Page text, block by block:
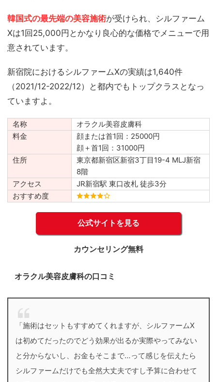
韓国式の最先端の美容施術が受けられ、シルファーム
Xは1回25,000円とかなり良心的な価格でメニューで用
意されています。
新宿院におけるシルファームXの実績は1,640件
（2021/12-2022/12）と都内でもトップクラスとなっ
ていますよ。
名称
オラクル美容皮膚科
料金
顔または首1回：25000円
顔＋首1回：31000円
住所
東京都新宿区新宿3丁目19-4 MLJ新宿
8階
アクセス
JR新宿駅 東口改札 徒歩3分
おすすめ度
公式サイトを見る
カウンセリング無料
オラクル美容皮膚科の口コミ
「施術はセットもすすめてくれますが、シルファームX
は初めてだったのでどう効果が出るか実際やってみない
と分からないし、お金もそこまで…って感じを伝えたら
シルファームだけでも全然大丈夫ですし予算に合わせて